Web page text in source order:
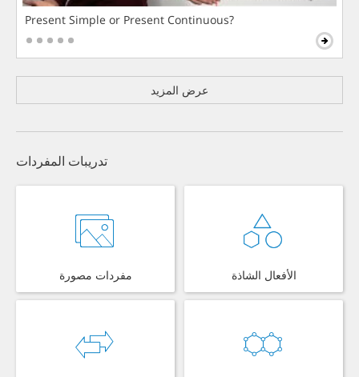
Present Simple or Present Continuous?
عرض المزيد
تدريبات المفردات
مفردات مصورة الأفعال الشاذة